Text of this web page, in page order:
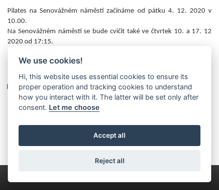
Pilates na Senovážném náměstí začínáme od pátku 4. 12. 2020 v
10.00.
Na Senovážném náměstí se bude cvičit také ve čtvrtek 10. a 17. 12
2020 od 17:15.
Renata
Kategorie
Nezařazené
We use cookies!
Hi, this website uses essential cookies to ensure its
proper operation and tracking cookies to understand
how you interact with it. The latter will be set only after
consent. Let me choose
Accept all
Reject all